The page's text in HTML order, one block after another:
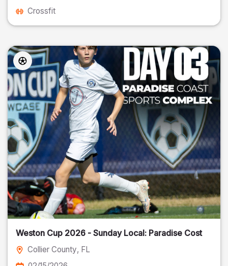
Crossfit
Weston Cup 2026 - Sunday Local: Paradise Cost
Collier County, FL